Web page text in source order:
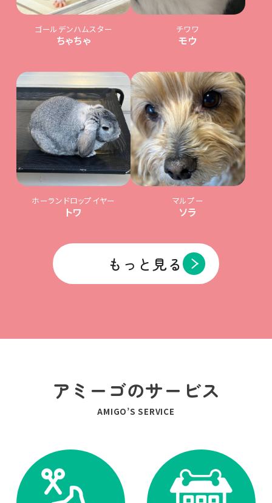
ゴールデンハムスター
ちゃちゃ
チワワ
モウ
ホーランドロップイヤー
トワ
マルプー
ソラ
もっと見る
アミーゴのサービス
AMIGO’S SERVICE